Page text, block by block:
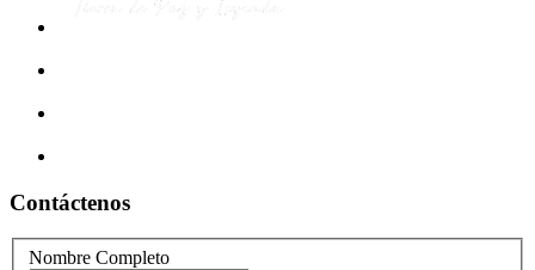
Contáctenos
Nombre Completo